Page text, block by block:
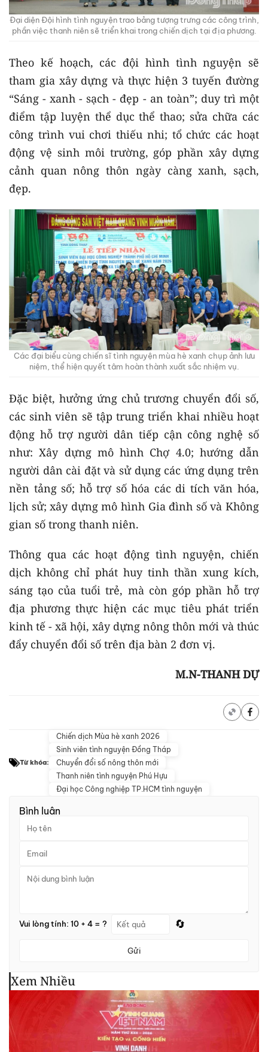
Đại diện Đội hình tình nguyện trao bảng tượng trưng các công trình,
phần việc thanh niên sẽ triển khai trong chiến dịch tại địa phương.
Theo kế hoạch, các đội hình tình nguyện sẽ
tham gia xây dựng và thực hiện 3 tuyến đường
“Sáng - xanh - sạch - đẹp - an toàn”; duy trì một
điểm tập luyện thể dục thể thao; sửa chữa các
công trình vui chơi thiếu nhi; tổ chức các hoạt
động vệ sinh môi trường, góp phần xây dựng
cảnh quan nông thôn ngày càng xanh, sạch,
đẹp.
Các đại biểu cùng chiến sĩ tình nguyện mùa hè xanh chụp ảnh lưu
niệm, thể hiện quyết tâm hoàn thành xuất sắc nhiệm vụ.
Đặc biệt, hưởng ứng chủ trương chuyển đổi số,
các sinh viên sẽ tập trung triển khai nhiều hoạt
động hỗ trợ người dân tiếp cận công nghệ số
như: Xây dựng mô hình Chợ 4.0; hướng dẫn
người dân cài đặt và sử dụng các ứng dụng trên
nền tảng số; hỗ trợ số hóa các di tích văn hóa,
lịch sử; xây dựng mô hình Gia đình số và Không
gian số trong thanh niên.
Thông qua các hoạt động tình nguyện, chiến
dịch không chỉ phát huy tinh thần xung kích,
sáng tạo của tuổi trẻ, mà còn góp phần hỗ trợ
địa phương thực hiện các mục tiêu phát triển
kinh tế - xã hội, xây dựng nông thôn mới và thúc
đẩy chuyển đổi số trên địa bàn 2 đơn vị.
M.N-THANH DỰ
Từ khóa:
Chiến dịch Mùa hè xanh 2026
Sinh viên tình nguyện Đồng Tháp
Chuyển đổi số nông thôn mới
Thanh niên tình nguyện Phú Hựu
Đại học Công nghiệp TP.HCM tình nguyện
Bình luận
Vui lòng tính: 10 + 4 = ? 🔄
Gửi
Xem Nhiều